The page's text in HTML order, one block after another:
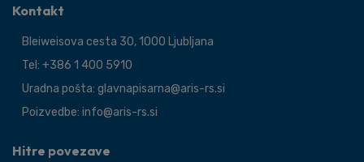
Kontakt
Bleiweisova cesta 30, 1000 Ljubljana
Tel: +386 1 400 5910
Uradna pošta: glavnapisarna@aris-rs.si
Poizvedbe: info@aris-rs.si
Hitre povezave